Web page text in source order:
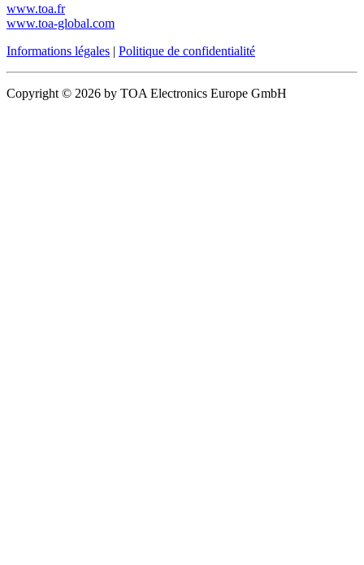
www.toa.fr
www.toa-global.com
Informations légales | Politique de confidentialité
Copyright © 2026 by TOA Electronics Europe GmbH